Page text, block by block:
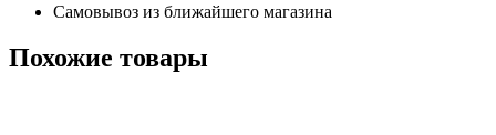
Самовывоз из ближайшего магазина
Похожие товары